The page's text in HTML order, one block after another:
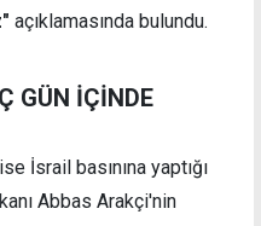
açıklamasında bulundu.
GÜN İÇİNDE
İsrail basınına yaptığı
Abbas Arakçi'nin